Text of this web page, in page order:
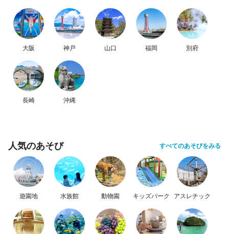
大阪 神戸 山口 福岡 別府
長崎 沖縄
人気のあそび すべてのあそびをみる
遊園地 水族館 動物園 キッズパーク アスレチック